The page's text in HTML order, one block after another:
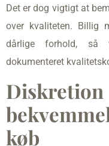
Det er dog vigtigt at
over kvaliteten. Billig
dårlige forhold, så
dokumenteret
køb